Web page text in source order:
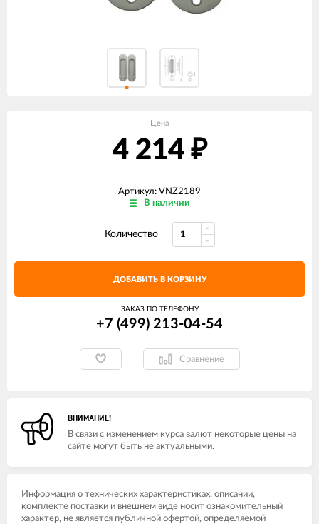
Цена
4 214 ₽
Артикул: VNZ2189
В наличии
Количество
ДОБАВИТЬ В КОРЗИНУ
ЗАКАЗ ПО ТЕЛЕФОНУ
+7 (499) 213-04-54​
Сравнение
ВНИМАНИЕ!
В связи с изменением курса валют некоторые цены на
сайте могут быть не актуальными.
Информация о технических характеристиках, описании,
комплекте поставки и внешнем виде носит ознакомительный
характер, не является публичной офертой, определяемой